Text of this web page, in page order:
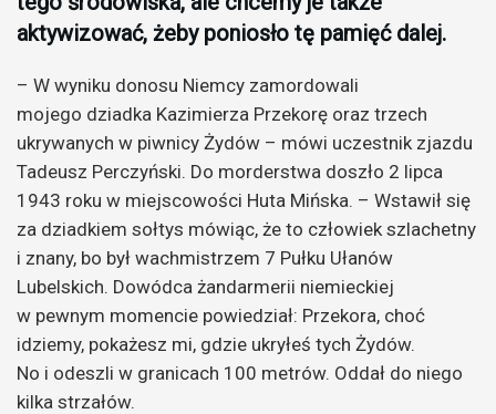
aktywizować, żeby poniosło tę pamięć dalej.
– W wyniku donosu Niemcy zamordowali
mojego dziadka Kazimierza Przekorę oraz trzech
ukrywanych w piwnicy Żydów – mówi uczestnik zjazdu
Tadeusz Perczyński. Do morderstwa doszło 2 lipca
1943 roku w miejscowości Huta Mińska. – Wstawił się
za dziadkiem sołtys mówiąc, że to człowiek szlachetny
i znany, bo był wachmistrzem 7 Pułku Ułanów
Lubelskich. Dowódca żandarmerii niemieckiej
w pewnym momencie powiedział: Przekora, choć
idziemy, pokażesz mi, gdzie ukryłeś tych Żydów.
No i odeszli w granicach 100 metrów. Oddał do niego
kilka strzałów.